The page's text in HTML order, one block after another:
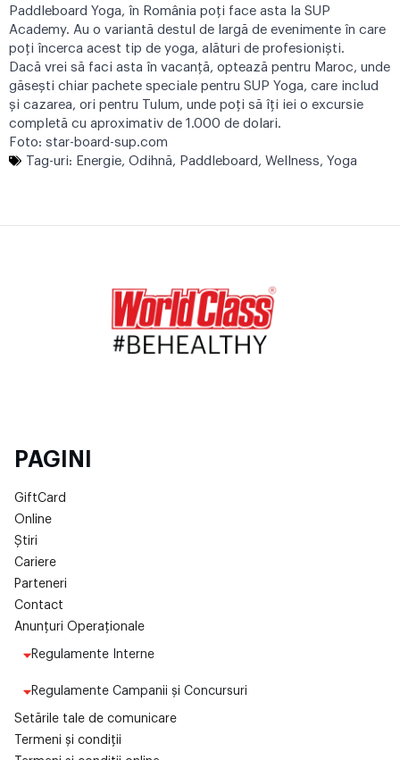
Paddleboard Yoga, în România poți face asta la SUP
Academy. Au o variantă destul de largă de evenimente în care
poți încerca acest tip de yoga, alături de profesioniști.
Dacă vrei să faci asta în vacanță, optează pentru Maroc, unde
găsești chiar pachete speciale pentru SUP Yoga, care includ
și cazarea, ori pentru Tulum, unde poți să îți iei o excursie
completă cu aproximativ de 1.000 de dolari.
Foto: star-board-sup.com
Tag-uri: Energie, Odihnă, Paddleboard , Wellness, Yoga
PAGINI
GiftCard
Online
Știri
Cariere
Parteneri
Contact
Anunțuri Operaționale
Regulamente Interne
Regulamente Campanii și Concursuri
Setările tale de comunicare
Termeni și condiții